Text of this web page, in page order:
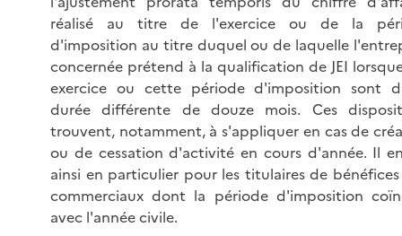
réalisé au titre de l'exercice ou de la
d'imposition au titre duquel ou de laquelle
concernée prétend à la qualification de JEI
exercice ou cette période d'imposition sont
durée différente de douze mois. Ces
trouvent, notamment, à s'appliquer en cas de
ou de cessation d'activité en cours d'année. Il
ainsi en particulier pour les titulaires de
commerciaux dont la période d'imposition
avec l'année civile.